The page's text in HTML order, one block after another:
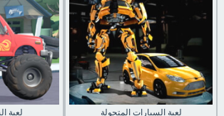
لعبة لعبة السيارات المتحولة